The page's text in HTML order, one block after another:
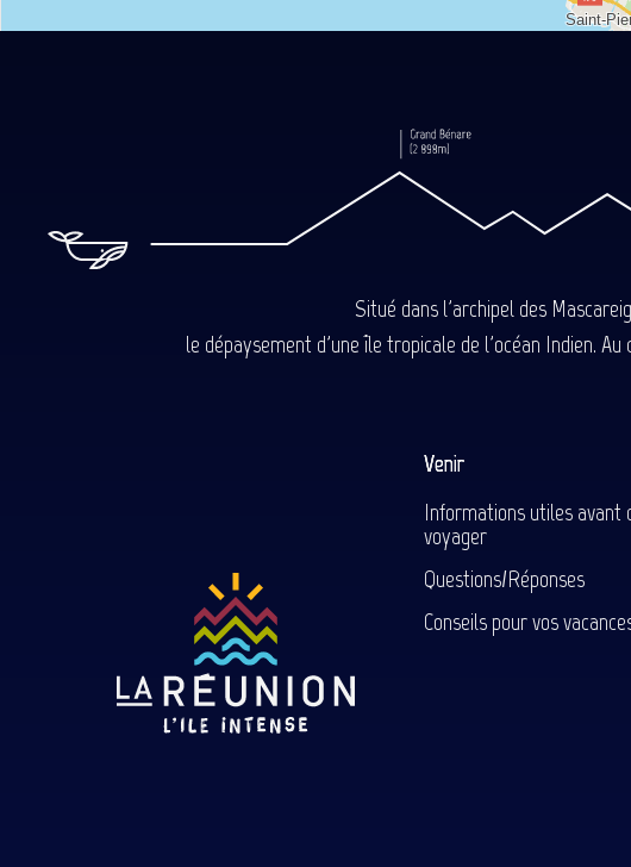
Situé dans l'archipel des
le dépaysement d'une île tropicale de l'océan Indien.
Venir
Informations utiles avant
voyager
Questions/Réponses
Conseils pour vos